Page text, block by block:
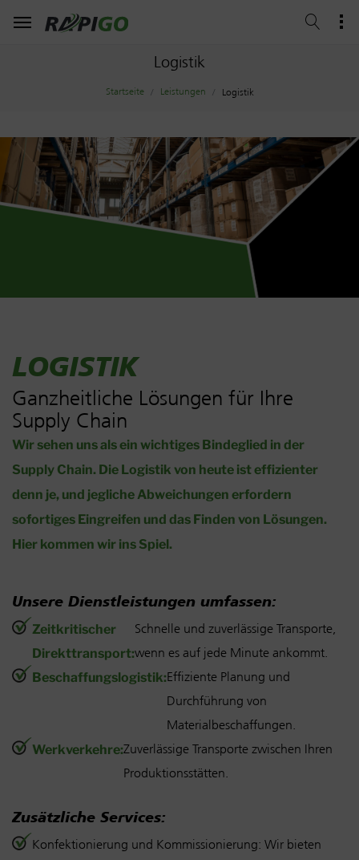
Logistik
Startseite Leistungen Logistik
LOGISTIK
Ganzheitliche Lösungen für Ihre
Supply Chain
Wir sehen uns als ein wichtiges Bindeglied in der
Supply Chain. Die Logistik von heute ist effizienter
denn je, und jegliche Abweichungen erfordern
sofortiges Eingreifen und das Finden von Lösungen.
Hier kommen wir ins Spiel.
Unsere Dienstleistungen umfassen:
Zeitkritischer
Direkttransport:
Schnelle und zuverlässige Transporte,
wenn es auf jede Minute ankommt.
Beschaffungslogistik:Effiziente Planung und
Durchführung von
Materialbeschaffungen.
Werkverkehre:Zuverlässige Transporte zwischen Ihren
Produktionsstätten.
Zusätzliche Services:
Konfektionierung und Kommissionierung: Wir bieten